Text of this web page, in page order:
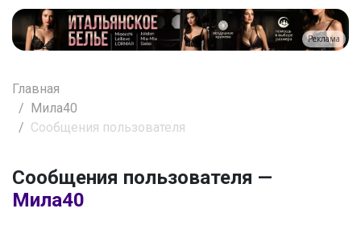
Реклама
Главная
Мила40
Сообщения пользователя
Сообщения пользователя —
Мила40